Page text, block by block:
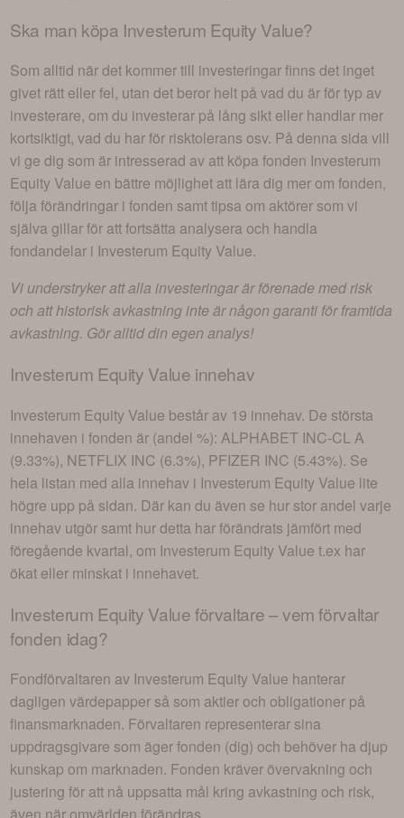
Ska man köpa Investerum Equity Value?
Som alltid när det kommer till investeringar finns det inget
givet rätt eller fel, utan det beror helt på vad du är för typ av
investerare, om du investerar på lång sikt eller handlar mer
kortsiktigt, vad du har för risktolerans osv. På denna sida vill
vi ge dig som är intresserad av att köpa fonden Investerum
Equity Value en bättre möjlighet att lära dig mer om fonden,
följa förändringar i fonden samt tipsa om aktörer som vi
själva gillar för att fortsätta analysera och handla
fondandelar i Investerum Equity Value.
Vi understryker att alla investeringar är förenade med risk
och att historisk avkastning inte är någon garanti för framtida
avkastning. Gör alltid din egen analys!
Investerum Equity Value innehav
Investerum Equity Value består av 19 innehav. De största
innehaven i fonden är (andel %): ALPHABET INC-CL A
(9.33%), NETFLIX INC (6.3%), PFIZER INC (5.43%). Se
hela listan med alla innehav i Investerum Equity Value lite
högre upp på sidan. Där kan du även se hur stor andel varje
innehav utgör samt hur detta har förändrats jämfört med
föregående kvartal, om Investerum Equity Value t.ex har
ökat eller minskat i innehavet.
Investerum Equity Valueförvaltare – vem förvaltar
fonden idag?
Fondförvaltaren av Investerum Equity Value hanterar
dagligen värdepapper så som aktier och obligationer på
finansmarknaden. Förvaltaren representerar sina
uppdragsgivare som äger fonden (dig) och behöver ha djup
kunskap om marknaden. Fonden kräver övervakning och
justering för att nå uppsatta mål kring avkastning och risk,